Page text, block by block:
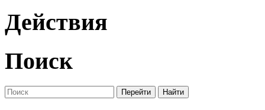
Действия
Поиск